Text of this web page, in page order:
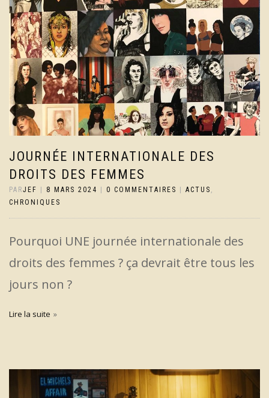
JOURNÉE INTERNATIONALE DES
DROITS DES FEMMES
PARJEF 8 MARS 2024 0 COMMENTAIRES ACTUS ,
CHRONIQUES
Pourquoi UNE journée internationale des
droits des femmes ? ça devrait être tous les
jours non ?
Lire la suite